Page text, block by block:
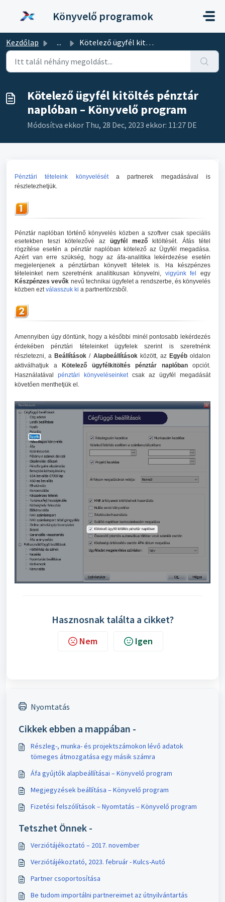
Könyvelő programok
Kezdőlap ... Kötelező ügyfél kitöltés pénztár naplóban – Könyvelő program
Kötelező ügyfél kitöltés pénztár
naplóban – Könyvelő program
Módosítva ekkor Thu, 28 Dec, 2023 ekkor: 11:27 DE
Pénztári tételeink könyveléséta partnerek megadásával is
részletezhetjük.
Pénztár naplóban történő könyvelés közben a szoftver csak speciális
esetekben teszi kötelezővé az ügyfél mező kitöltését. Áfás tétel
rögzítése esetén a pénztár naplóban kötelező az Ügyfél megadása.
Azért van erre szükség, hogy az áfa-analitika lekérdezése esetén
megjelenjenek a pénztárban könyvelt tételek is. Ha készpénzes
tételeinket nem szeretnénk analitikusan könyvelni, vigyünk fel egy
Készpénzes vevők nevű technikai ügyfelet a rendszerbe, és könyvelés
közben eztválasszuk ki a partnertörzsből.
Amennyiben úgy döntünk, hogy a későbbi minél pontosabb lekérdezés
érdekében pénztári tételeinket ügyfelek szerint is szeretnénk
részletezni, aBeállítások / Alapbeállításokközött, az Egyéboldalon
aktiválhatjuk a Kötelező ügyfélkitöltés pénztár naplóbanopciót.
Használatával pénztári könyveléseinket csak az ügyfél megadását
követően menthetjük el.
Hasznosnak találta a cikket?
Nem Igen
Nyomtatás
Cikkek ebben a mappában -
Részleg-, munka- és projektszámokon lévő adatok
tömeges átmozgatása egy másik számra
Áfa gyűjtők alapbeállításai – Könyvelő program
Megjegyzések beállítása – Könyvelő program
Fizetési felszólítások – Nyomtatás – Könyvelő program
Tetszhet Önnek -
Verziótájékoztató – 2017. november
Verziótájékoztató, 2023. február - Kulcs-Autó
Partner csoportosítása
Be tudom importálni partnereimet az útnyilvántartás